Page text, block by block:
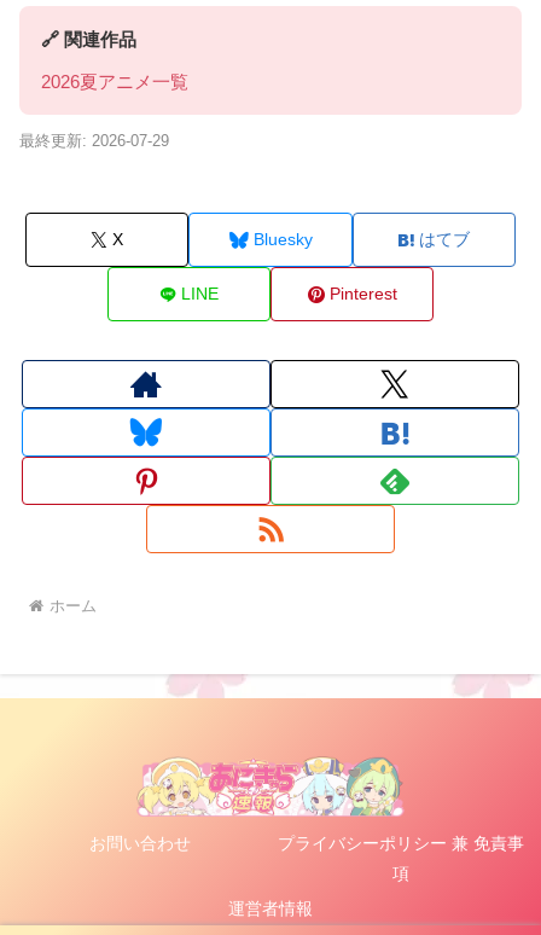
🔗 関連作品
2026夏アニメ一覧
最終更新: 2026-07-29
X Bluesky はてブ
LINE Pinterest
ホーム
お問い合わせ
プライバシーポリシー 兼 免責事
項
運営者情報